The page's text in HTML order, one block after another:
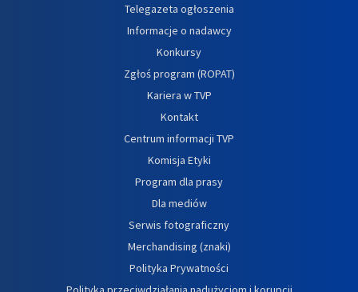
Telegazeta ogłoszenia
Informacje o nadawcy
Konkursy
Zgłoś program (ROPAT)
Kariera w TVP
Kontakt
Centrum informacji TVP
Komisja Etyki
Program dla prasy
Dla mediów
Serwis fotograficzny
Merchandising (znaki)
Polityka Prywatności